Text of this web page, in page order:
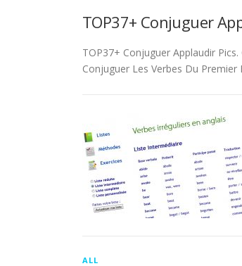
TOP37+ Conjuguer
TOP37+ Conjuguer Applaudir
Conjuguer Les Verbes Du
ALL